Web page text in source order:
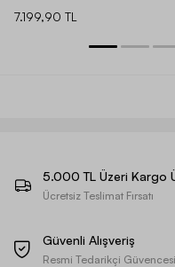
7.199,90 TL
5.000 TL Üzeri Kargo
Ücretsiz Teslimat Fırsatı
Güvenli Alışveriş
Resmi Tedarikçi Güvencesi